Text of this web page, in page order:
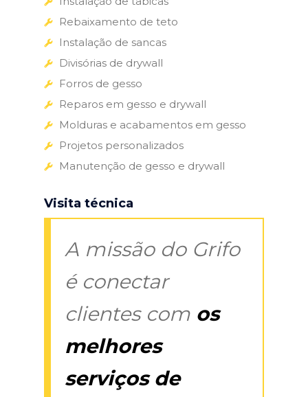
Rebaixamento de teto
Instalação de sancas
Divisórias de drywall
Forros de gesso
Reparos em gesso e drywall
Molduras e acabamentos em gesso
Projetos personalizados
Manutenção de gesso e drywall
Visita técnica
A missão do Grifo
é conectar
clientes com os
melhores
serviços de